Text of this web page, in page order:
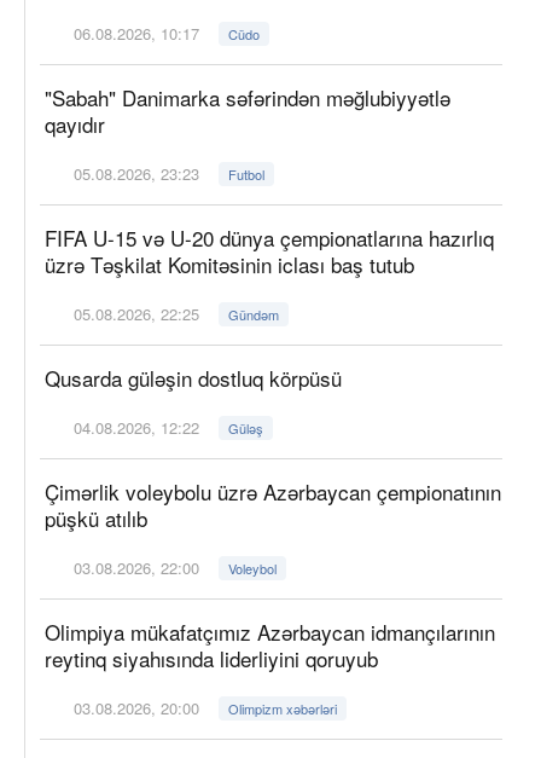
06.08.2026, 10:17 Cüdo
"Sabah" Danimarka səfərindən məğlubiyyətlə
qayıdır
05.08.2026, 23:23 Futbol
FIFA U-15 və U-20 dünya çempionatlarına hazırlıq
üzrə Təşkilat Komitəsinin iclası baş tutub
05.08.2026, 22:25 Gündəm
Qusarda güləşin dostluq körpüsü
04.08.2026, 12:22 Güləş
Çimərlik voleybolu üzrə Azərbaycan çempionatının
püşkü atılıb
03.08.2026, 22:00 Voleybol
Olimpiya mükafatçımız Azərbaycan idmançılarının
reytinq siyahısında liderliyini qoruyub
03.08.2026, 20:00 Olimpizm xəbərləri